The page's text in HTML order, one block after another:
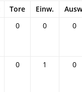
Tore Einw.
0 0 0
0 1 0